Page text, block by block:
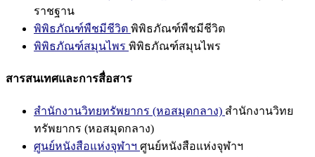
ราชฐาน
พิพิธภัณฑ์พืชมีชีวิต พิพิธภัณฑ์พืชมีชีวิต
พิพิธภัณฑ์สมุนไพร พิพิธภัณฑ์สมุนไพร
สารสนเทศและการสื่อสาร
สำนักงานวิทยทรัพยากร (หอสมุดกลาง) สำนักงานวิทย
ทรัพยากร (หอสมุดกลาง)
ศูนย์หนังสือแห่งจุฬาฯ ศูนย์หนังสือแห่งจุฬาฯ